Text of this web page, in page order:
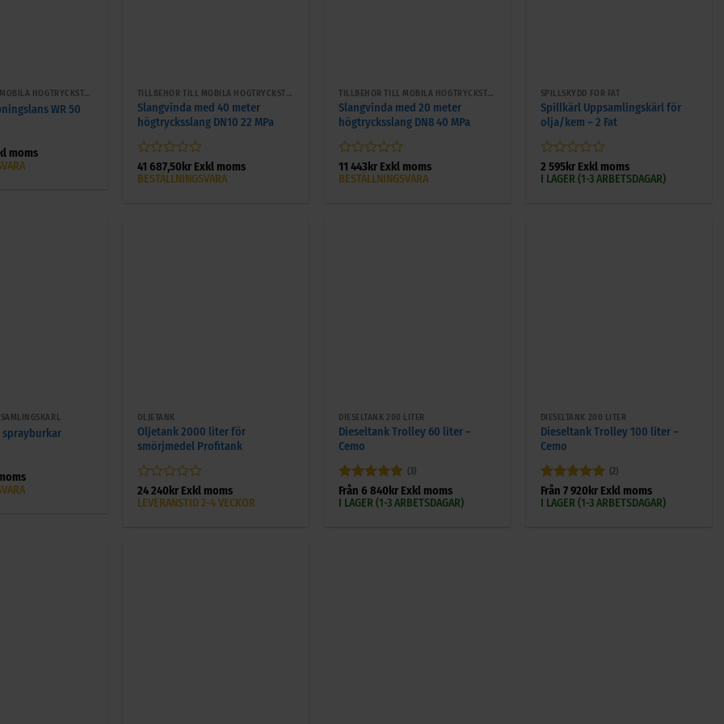
TILLBEHÖR TILL MOBILA HÖGTRYCKSTVÄTTAR
WR 50
moms
TILLBEHÖR TILL MOBILA HÖGTRYCKSTVÄTTAR
Slangvinda med 40 meter
högtrycksslang DN10 22 MPa
Betygsatt
0
41 687,50 krExkl moms
BESTÄLLNINGSVARA
TILLBEHÖR TILL MOBILA HÖGTRYCKSTVÄTTAR
Slangvinda med 20 meter
högtrycksslang DN8 40 MPa
Betygsatt
0
11 443 kr Exkl moms
BESTÄLLNINGSVARA
SPILLSKYDD FÖR FAT
Spillkärl Uppsamlingskärl för
olja/kem – 2 Fat
Betygsatt
0
2 595krExkl moms
I LAGER (1-3 ARBETSDAGAR)
OLJETANK
Oljetank 2000 liter för
smörjmedel Profitank
Betygsatt
0
24 240 krExkl moms
LEVERANSTID 2-4 VECKOR
DIESELTANK 200 LITER
Dieseltank Trolley 60 liter –
Cemo
Betygsatt5
av 5
(3)
Från6 840 kr Exkl moms
I LAGER (1-3 ARBETSDAGAR)
DIESELTANK 200 LITER
Dieseltank Trolley 100 liter –
Cemo
Betygsatt5
av 5
(2)
Från 7 920 krExkl moms
I LAGER (1-3 ARBETSDAGAR)